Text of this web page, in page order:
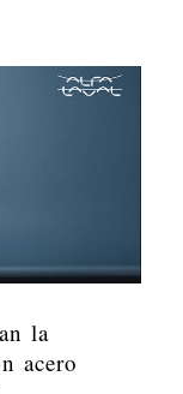
la
acero